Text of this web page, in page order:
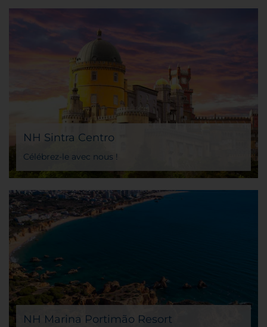
NH Sintra Centro
Célébrez-le avec nous !
NH Marina Portimão Resort